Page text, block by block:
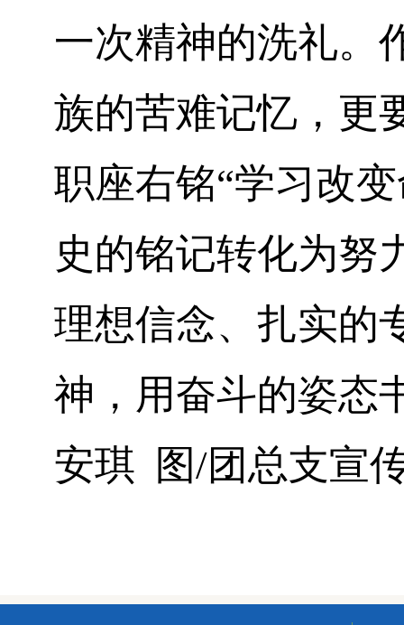
一次精神的洗礼。
族的苦难记忆，更
职座右铭“学习改
史的铭记转化为努
理想信念、扎实的
神，用奋斗的姿态
安琪 图/团总支宣